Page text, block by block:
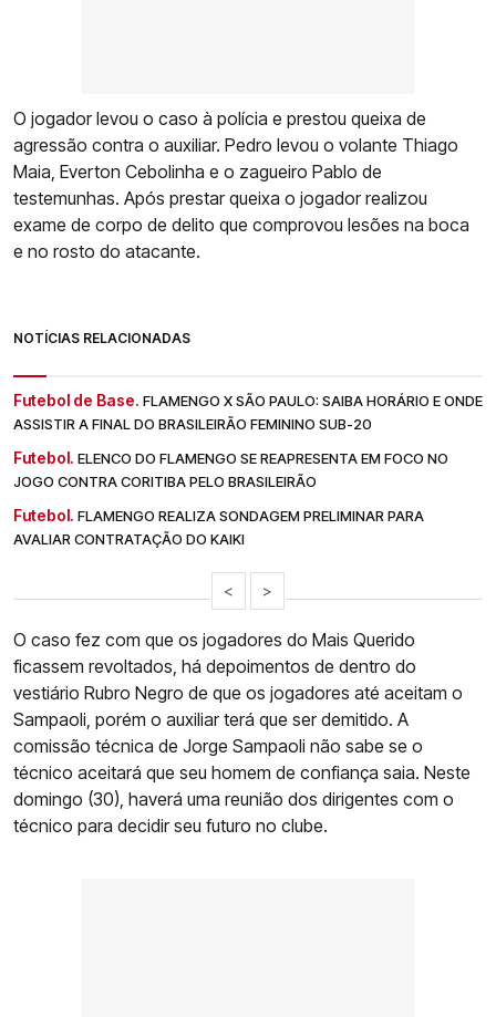
O jogador levou o caso à polícia e prestou queixa de
agressão contra o auxiliar. Pedro levou o volante Thiago
Maia, Everton Cebolinha e o zagueiro Pablo de
testemunhas. Após prestar queixa o jogador realizou
exame de corpo de delito que comprovou lesões na boca
e no rosto do atacante.
NOTÍCIAS RELACIONADAS
Futebol de Base. FLAMENGO X SÃO PAULO: SAIBA HORÁRIO E ONDE
ASSISTIR A FINAL DO BRASILEIRÃO FEMININO SUB-20
Futebol. ELENCO DO FLAMENGO SE REAPRESENTA EM FOCO NO
JOGO CONTRA CORITIBA PELO BRASILEIRÃO
Futebol. FLAMENGO REALIZA SONDAGEM PRELIMINAR PARA
AVALIAR CONTRATAÇÃO DO KAIKI
< >
O caso fez com que os jogadores do Mais Querido
ficassem revoltados, há depoimentos de dentro do
vestiário Rubro Negro de que os jogadores até aceitam o
Sampaoli, porém o auxiliar terá que ser demitido. A
comissão técnica de Jorge Sampaoli não sabe se o
técnico aceitará que seu homem de confiança saia. Neste
domingo (30), haverá uma reunião dos dirigentes com o
técnico para decidir seu futuro no clube.